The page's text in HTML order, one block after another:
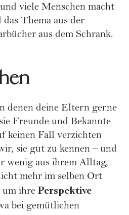
viele Menschen macht
Thema aus der
aus dem Schrank.
denen deine Eltern gerne
Freunde und Bekannte
keinen Fall verzichten
sie gut zu kennen – und
wenig aus ihrem Alltag,
mehr im selben Ort
ihre Perspektive
bei gemütlichen